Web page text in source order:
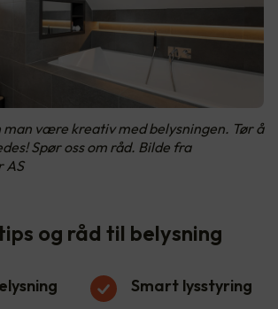
man være kreativ med belysningen. Tør å
Spør oss om råd. Bilde fra
AS
og råd til belysning
Smart lysstyring